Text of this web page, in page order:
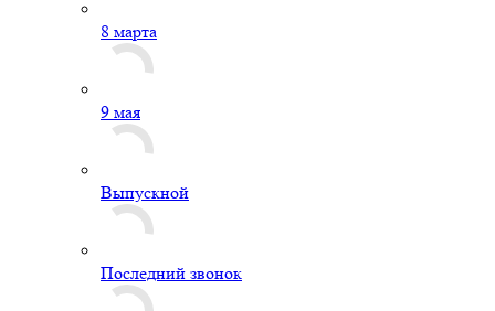
8 марта
9 мая
Выпускной
Последний звонок